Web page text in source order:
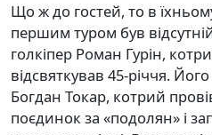
Що ж до гостей, то в
першим туром був
голкіпер Роман Гурін,
відсвяткував 45-річчя.
Богдан Токар, котрий
поєдинок за «подолян» і